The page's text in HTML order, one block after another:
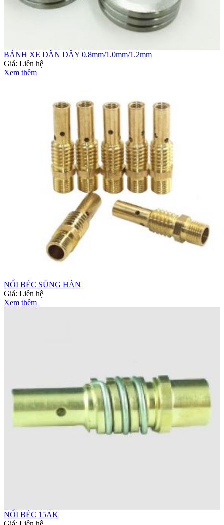
BÁNH XE DÃN DÂY 0.8mm/1.0mm/1.2mm
Giá: Liên hệ
Xem thêm
NỐI BÉC SÚNG HÀN
Giá: Liên hệ
Xem thêm
NỐI BÉC 15AK